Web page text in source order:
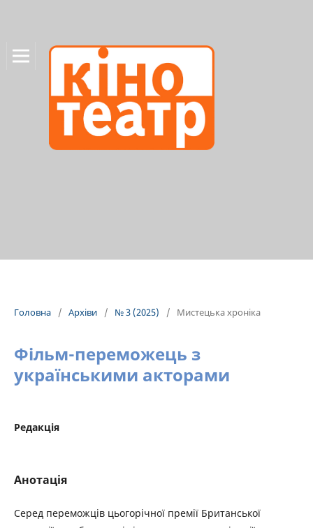
Головна / Архіви / № 3 (2025) / Мистецька хроніка
Фільм-переможець з
українськими акторами
Редакція
Анотація
Серед переможців цьогорічної премії Британської